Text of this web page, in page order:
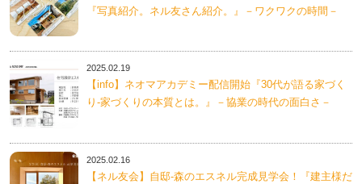
『写真紹介。ネル友さん紹介。』－ワクワクの時間－
2025.02.19
【info】ネオマアカデミー配信開始『30代が語る家づく
り-家づくりの本質とは。』－協業の時代の面白さ－
2025.02.16
【ネル友会】自邸-森のエスネル完成見学会！『建主様だ